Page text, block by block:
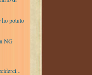
ho potuto
NG